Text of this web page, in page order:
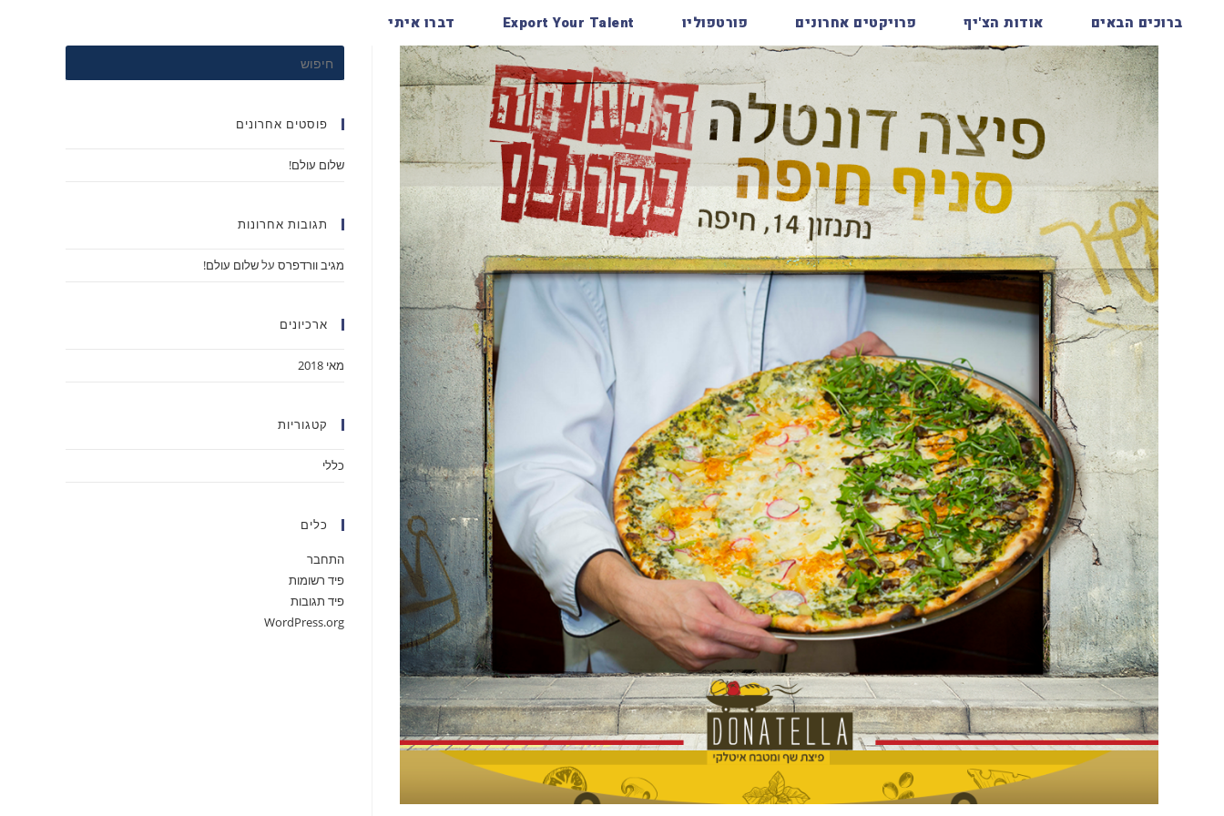
ברוכים הבאים אודות הצ'יף פרויקטים אחרונים פורטפוליו Export Your Talent דברו איתי
פוסטים אחרונים
שלום עולם!
תגובות אחרונות
מגיב וורדפרס עלשלום עולם!
ארכיונים
מאי 2018
קטגוריות
כללי
כלים
התחבר
פיד רשומות
פיד תגובות
WordPress.org